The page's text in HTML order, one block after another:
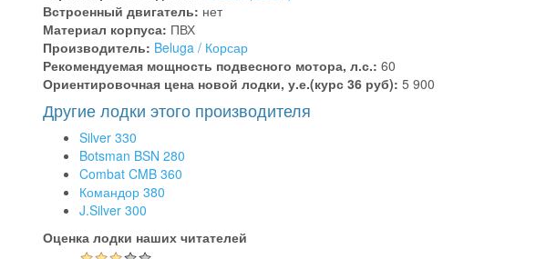
Встроенный двигатель: нет
Материал корпуса: ПВХ
Производитель: Beluga / Корсар
Рекомендуемая мощность подвесного мотора, л.с.: 60
Ориентировочная цена новой лодки, у.е.(курс 36 руб): 5 900
Другие лодки этого производителя
Silver 330
Botsman BSN 280
Combat CMB 360
Командор 380
J.Silver 300
Оценка лодки наших читателей